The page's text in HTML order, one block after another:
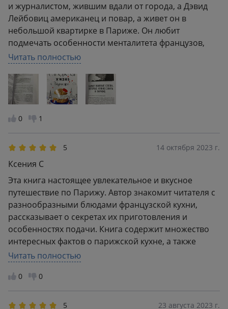
и журналистом, жившим вдали от города, а Дэвид
Лейбовиц американец и повар, а живет он в
небольшой квартирке в Париже. Он любит
подмечать особенности менталитета французов,
возникающие трудности в общении, но и радости от
моментов когда достигнуто понимание. С любовью
к городу и его жителям, с юмором, автор делится
повседневными историями о новых знакомствах и
открытиях. Дэвид также является автором
кулинарных книг, поэтому тут много рецептов
глянцевая, книга формата «покет», есть черно-
белые фото
Читать полностью
0 1
5 14 октября 2023 г.
Ксения С
Эта книга настоящее увлекательное и вкусное
путешествие по Парижу. Автор знакомит читателя с
разнообразными блюдами французской кухни,
рассказывает о секретах их приготовления и
особенностях подачи. Книга содержит множество
интересных фактов о парижской кухне, а также
истории из жизни самого автора. Рекомендую всем,
кто хочет окунуться в атмосферу Парижа и узнать
больше о его гастрономических традициях.
Читать полностью
0 0
5 23 августа 2023 г.